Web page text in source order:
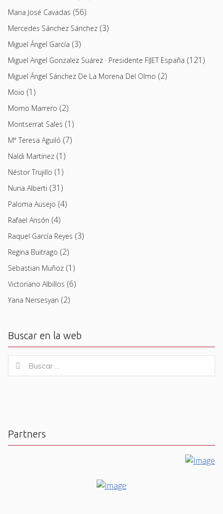
Maria José Cavadas (56)
Mercedes Sánchez Sánchez (3)
Miguel Ángel García (3)
Miguel Angel Gonzalez Suárez · Presidente FIJET España (121)
Miguel Ángel Sánchez De La Morena Del Olmo (2)
Moio (1)
Momo Marrero (2)
Montserrat Sales (1)
Mª Teresa Aguiló (7)
Naldi Martínez (1)
Néstor Trujillo (1)
Nuria Alberti (31)
Paloma Ausejo (4)
Rafael Ansón (4)
Raquel García Reyes (3)
Regina Buitrago (2)
Sebastian Muñoz (1)
Victoriano Albillos (6)
Yana Nersesyan (2)
Buscar en la web
for:
Buscar
Partners